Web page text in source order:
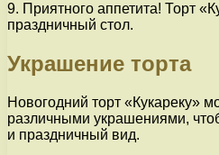
9. Приятного аппетита! Торт
праздничный стол.
Украшение торта
Новогодний торт «Кукареку»
различными украшениями,
и праздничный вид.